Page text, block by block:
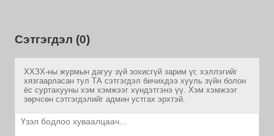
Сэтгэгдэл (0)
ХХЗХ-ны журмын дагуу зүй зохисгүй зарим үг, хэллэгийг
хязгаарласан тул ТА сэтгэгдэл бичихдээ хууль зүйн болон
ёс суртахууны хэм хэмжээг хүндэтгэнэ үү. Хэм хэмжээг
зөрчсөн сэтгэгдэлийг админ устгах эрхтэй.